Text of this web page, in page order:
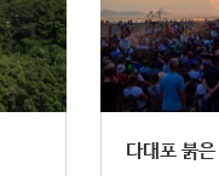
다대포 붉